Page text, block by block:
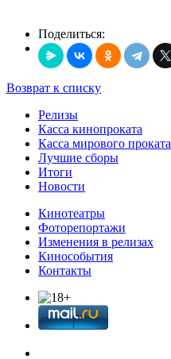
Поделиться:
Возврат к списку
Релизы
Касса кинопроката
Касса мирового проката
Лучшие сборы
Итоги
Новости
Кинотеатры
Фоторепортажи
Изменения в релизах
Кинособытия
Контакты